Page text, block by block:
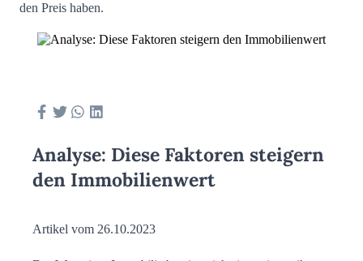
den Preis haben.
Analyse: Diese Faktoren steigern
den Immobilienwert
Artikel vom 26.10.2023